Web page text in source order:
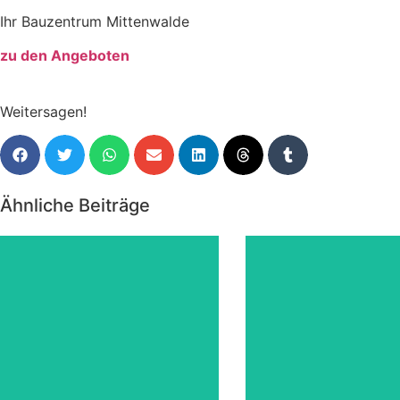
Ihr Bauzentrum Mittenwalde
zu den Angeboten
Weitersagen!
Ähnliche Beiträge